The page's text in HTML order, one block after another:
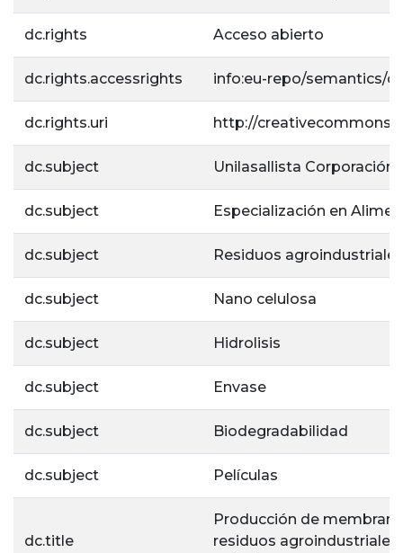
dc.rights Acceso abierto
dc.rights.accessrights info:eu-repo/semantics/
dc.rights.uri http://
dc.subject Unilasallista Corporación
dc.subject Especialización en
dc.subject Residuos
dc.subject Nano celulosa
dc.subject Hidrolisis
dc.subject Envase
dc.subject Biodegradabilidad
dc.subject Películas
dc.title
Producción de
residuos agroindustriales